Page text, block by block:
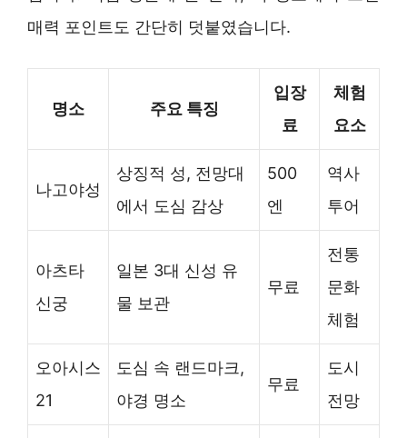
매력 포인트도 간단히 덧붙였습니다.
명소 주요 특징
입장
료
체험
요소
나고야성
상징적 성, 전망대
에서 도심 감상
500
엔
역사
투어
아츠타
신궁
일본 3대 신성 유
물 보관
무료
전통
문화
체험
오아시스
21
도심 속 랜드마크,
야경 명소
무료
도시
전망